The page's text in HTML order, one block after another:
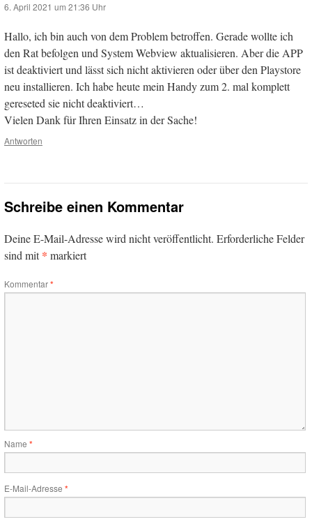
6. April 2021 um 21:36 Uhr
Hallo, ich bin auch von dem Problem betroffen. Gerade wollte ich
den Rat befolgen und System Webview aktualisieren. Aber die APP
ist deaktiviert und lässt sich nicht aktivieren oder über den Playstore
neu installieren. Ich habe heute mein Handy zum 2. mal komplett
gereseted sie nicht deaktiviert…
Vielen Dank für Ihren Einsatz in der Sache!
Antworten
Schreibe einen Kommentar
Deine E-Mail-Adresse wird nicht veröffentlicht. Erforderliche Felder
sind mit* markiert
Kommentar*
Name *
E-Mail-Adresse *